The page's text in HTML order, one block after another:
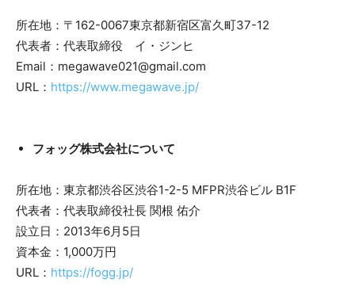
所在地：〒162-0067東京都新宿区富久町37-12
代表者：代表取締役 イ・ジンヒ
Email：megawave021@gmail.com
URL： https://www.megawave.jp/
フォッグ株式会社について
所在地：東京都渋谷区渋谷1-2-5 MFPR渋谷ビル B1F
代表者：代表取締役社長 関根 佑介
設立日：2013年6月5日
資本金：1,000万円
URL： https://fogg.jp/